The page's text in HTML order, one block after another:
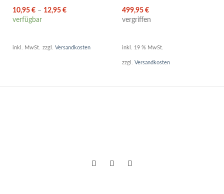
10,95 €– 12,95 €
verfügbar
inkl. MwSt. zzgl. Versandkosten
499,95 €
vergriffen
inkl. 19 % MwSt.
zzgl. Versandkosten